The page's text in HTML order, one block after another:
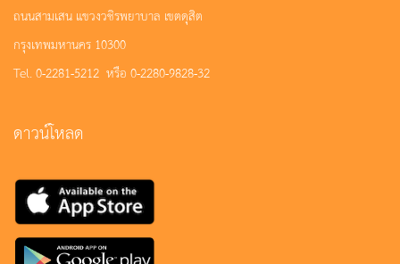
ถนนสามเสน แขวงวชิรพยาบาล เขตดุสิต
กรุงเทพมหานคร 10300
Tel. 0-2281-5212 หรือ 0-2280-9828-32
ดาวน์โหลด